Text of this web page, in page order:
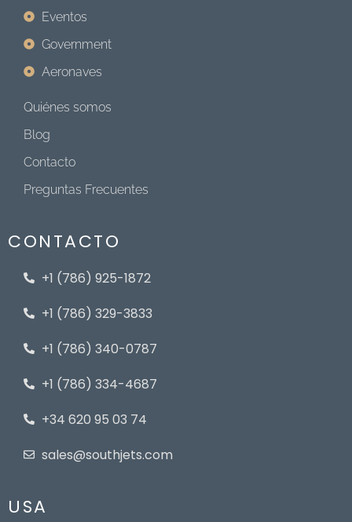
Eventos
Government
Aeronaves
Quiénes somos
Blog
Contacto
Preguntas Frecuentes
CONTACTO
+1 (786) 925-1872
+1 (786) 329-3833
+1 (786) 340-0787
+1 (786) 334-4687
+34 620 95 03 74
sales@southjets.com
USA